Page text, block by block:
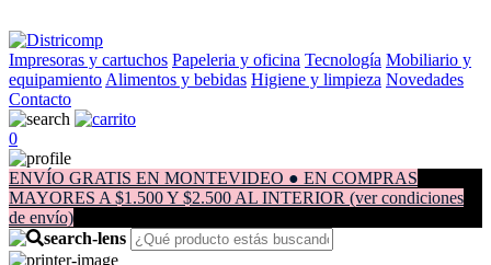
Impresoras y cartuchos Papeleria y oficina Tecnología Mobiliario y
equipamiento Alimentos y bebidas Higiene y limpieza Novedades
Contacto
0
ENVÍO GRATIS EN MONTEVIDEO ● EN COMPRAS
MAYORES A $1.500 Y $2.500 AL INTERIOR (ver condiciones
de envío)